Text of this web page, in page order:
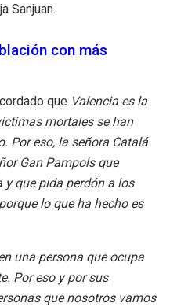
Sanjuan.
con más
que Valencia es la
mortales se han
Por eso, la señora Catalá
Gan Pampols que
que pida perdón a los
lo que ha hecho es
una persona que ocupa
Por eso y por sus
que nosotros vamos